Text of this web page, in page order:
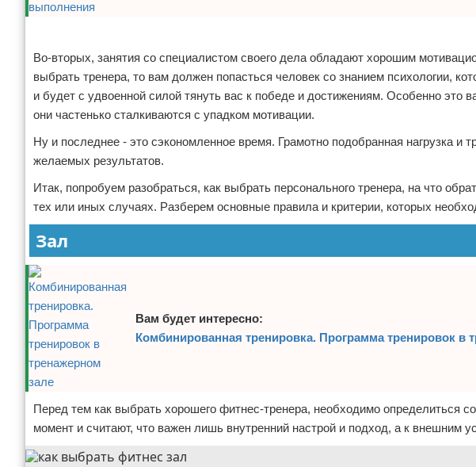
Во-вторых, занятия со специалистом своего дела обладают хорошим
выбрать тренера, то вам должен попасться человек со знанием психологии,
и будет с удвоенной силой тянуть вас к победе и достижениям. Особенно это
они частенько сталкиваются с упадком мотивации.
Ну и последнее - это сэкономленное время. Грамотно подобранная нагрузка и
желаемых результатов.
Итак, попробуем разобраться, как выбрать персонального тренера, на что
тех или иных случаях. Разберем основные правила и критерии, которых
Зал
Вам будет интересно:
Комбинированная тренировка. Программа тренировок в
Перед тем как выбрать хорошего фитнес-тренера, необходимо определиться
момент и считают, что важен лишь внутренний настрой и подход, а к внешним